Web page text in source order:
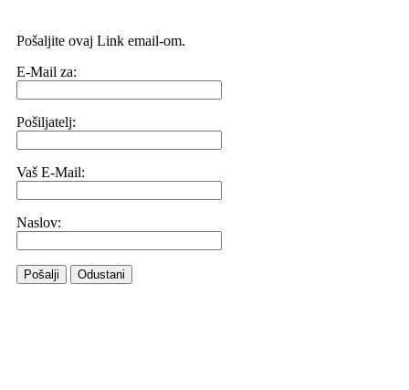
Pošaljite ovaj Link email-om.
E-Mail za:
Pošiljatelj:
Vaš E-Mail:
Naslov:
Pošalji Odustani